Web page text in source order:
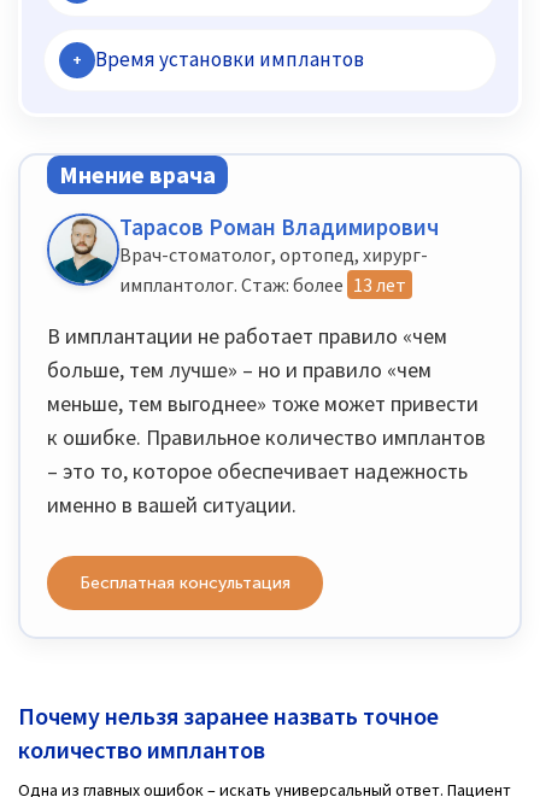
+ Время установки имплантов
Мнение врача
Тарасов Роман Владимирович
Врач-стоматолог, ортопед, хирург-
имплантолог. Стаж: более 13 лет
В имплантации не работает правило «чем
больше, тем лучше» – но и правило «чем
меньше, тем выгоднее» тоже может привести
к ошибке. Правильное количество имплантов
– это то, которое обеспечивает надежность
именно в вашей ситуации.
Бесплатная консультация
Почему нельзя заранее назвать точное
количество имплантов
Одна из главных ошибок – искать универсальный ответ. Пациент